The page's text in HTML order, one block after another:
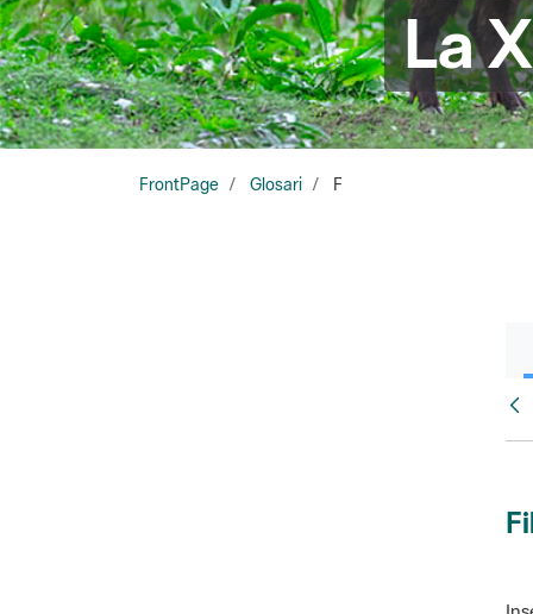
La
FrontPage Glosari F